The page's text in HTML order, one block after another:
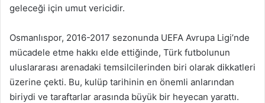
geleceği için umut vericidir.
Osmanlıspor, 2016-2017 sezonunda UEFA Avrupa Ligi’nde
mücadele etme hakkı elde ettiğinde, Türk futbolunun
uluslararası arenadaki temsilcilerinden biri olarak dikkatleri
üzerine çekti. Bu, kulüp tarihinin en önemli anlarından
biriydi ve taraftarlar arasında büyük bir heyecan yarattı.